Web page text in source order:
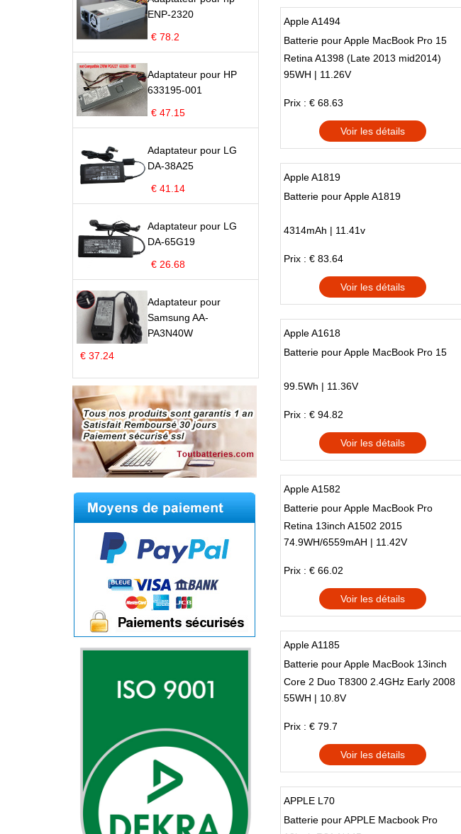
ENP-2320
€ 78.2
Adaptateur pour HP
633195-001
€ 47.15
Adaptateur pour LG
DA-38A25
€ 41.14
Adaptateur pour LG
DA-65G19
€ 26.68
Adaptateur pour
Samsung AA-
PA3N40W
€ 37.24
Apple A1494
Batterie pour Apple MacBook Pro 15
Retina A1398 (Late 2013 mid2014)
95WH | 11.26V
Prix : € 68.63
Voir les détails
Apple A1819
Batterie pour Apple A1819
4314mAh | 11.41v
Prix : € 83.64
Voir les détails
Apple A1618
Batterie pour Apple MacBook Pro 15
99.5Wh | 11.36V
Prix : € 94.82
Voir les détails
Apple A1582
Batterie pour Apple MacBook Pro
Retina 13inch A1502 2015
74.9WH/6559mAH | 11.42V
Prix : € 66.02
Voir les détails
Apple A1185
Batterie pour Apple MacBook 13inch
Core 2 Duo T8300 2.4GHz Early 2008
55WH | 10.8V
Prix : € 79.7
Voir les détails
APPLE L70
Batterie pour APPLE Macbook Pro